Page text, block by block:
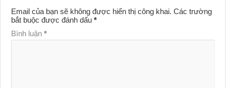
Email của bạn sẽ không được hiển thị công khai. Các trường
bắt buộc được đánh dấu*
Bình luận*